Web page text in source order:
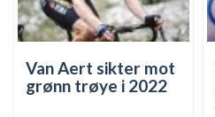
Van Aert sikter mot
grønn trøye i 2022